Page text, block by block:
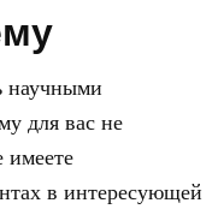
научными
для вас не
имеете
в интересующей